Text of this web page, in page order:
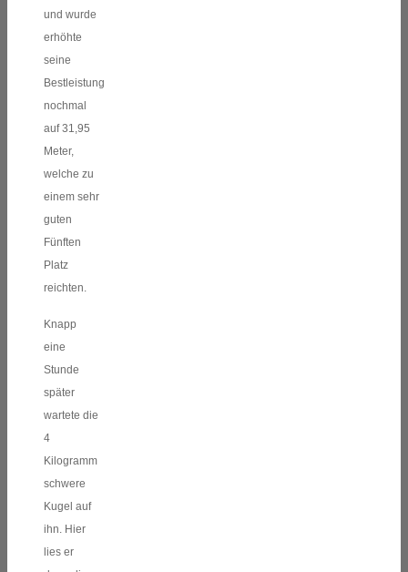
und wurde
erhöhte
seine
Bestleistung
nochmal
auf 31,95
Meter,
welche zu
einem sehr
guten
Fünften
Platz
reichten.
Knapp
eine
Stunde
später
wartete die
4
Kilogramm
schwere
Kugel auf
ihn. Hier
lies er